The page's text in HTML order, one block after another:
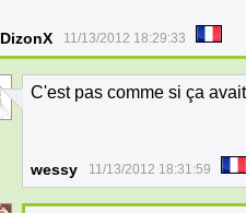
DizonX 11/13/2012 18:29:33
C'est pas comme si ça
wessy 11/13/2012 18:31:59